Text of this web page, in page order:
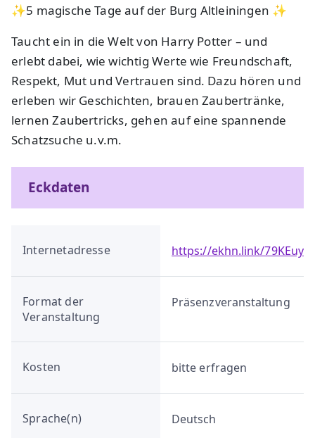
✨5 magische Tage auf der Burg Altleiningen ✨
Taucht ein in die Welt von Harry Potter – und
erlebt dabei, wie wichtig Werte wie Freundschaft,
Respekt, Mut und Vertrauen sind. Dazu hören und
erleben wir Geschichten, brauen Zaubertränke,
lernen Zaubertricks, gehen auf eine spannende
Schatzsuche u.v.m.
Eckdaten
Internetadresse https://ekhn.link/79KEuy
Format der
Veranstaltung
Präsenzveranstaltung
Kosten bitte erfragen
Sprache(n) Deutsch